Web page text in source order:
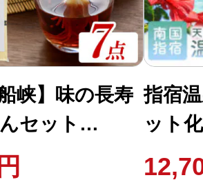
峡】味の長寿
セット
指宿
ット
001)